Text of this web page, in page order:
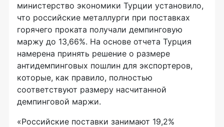
министерство экономики Турции установило,
что российские металлурги при поставках
горячего проката получали демпинговую
маржу до 13,66%. На основе отчета Турция
намерена принять решение о размере
антидемпинговых пошлин для экспортеров,
которые, как правило, полностью
соответствуют размеру насчитанной
демпинговой маржи.
«Российские поставки занимают 19,2%